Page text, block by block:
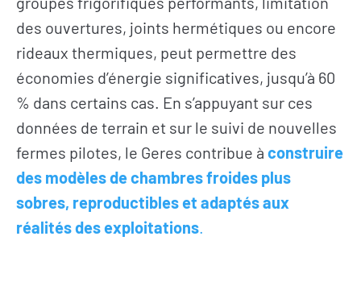
des ouvertures, joints hermétiques ou encore
rideaux thermiques, peut permettre des
économies d’énergie significatives, jusqu’à 60
% dans certains cas. En s’appuyant sur ces
données de terrain et sur le suivi de nouvelles
fermes pilotes, le Geres contribue à construire
des modèles de chambres froides plus
sobres, reproductibles et adaptés aux
réalités des exploitations.